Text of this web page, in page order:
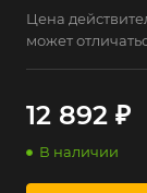
Цена
может
12 892 ₽
В наличии